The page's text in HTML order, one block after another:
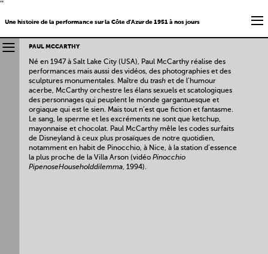
''
Une histoire de la performance sur la Côte d'Azur de 1951 à nos jours
PAUL MCCARTHY
Né en 1947 à Salt Lake City (USA), Paul McCarthy réalise des
performances mais aussi des vidéos, des photographies et des
sculptures monumentales. Maître du trash et de l’humour
acerbe, McCarthy orchestre les élans sexuels et scatologiques
des personnages qui peuplent le monde gargantuesque et
orgiaque qui est le sien. Mais tout n’est que fiction et fantasme.
Le sang, le sperme et les excréments ne sont que ketchup,
mayonnaise et chocolat. Paul McCarthy mêle les codes surfaits
de Disneyland à ceux plus prosaïques de notre quotidien,
notamment en habit de Pinocchio, à Nice, à la station d’essence
la plus proche de la Villa Arson (vidéo Pinocchio
PipenoseHouseholddilemma, 1994).